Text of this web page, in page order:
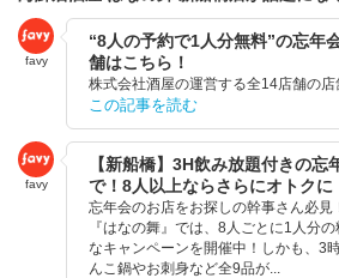
favy
“8人の予約で1人分無料”の忘年
舗はこちら！
株式会社酒屋の運営する全14店舗の店
この記事を読む
favy
【新船橋】3H飲み放題付きの忘
で！8人以上ならさらにオトクに
忘年会のお店をお探しの幹事さん必見
『はなの舞』では、8人ごとに1人分
なキャンペーンを開催中！しかも、3
んこ鍋やお刺身など全9品が...